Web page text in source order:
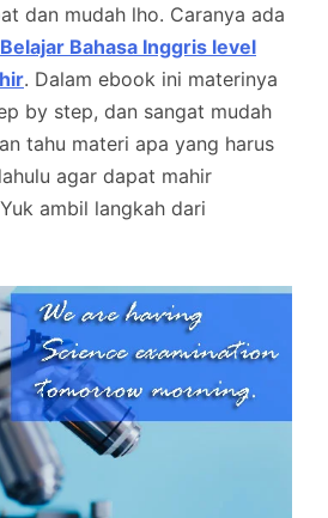
dan mudah lho. Caranya ada
Bahasa Inggris level
. Dalam ebook ini materinya
by step, dan sangat mudah
tahu materi apa yang harus
agar dapat mahir
ambil langkah dari